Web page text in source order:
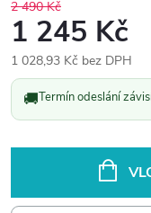
2 490 Kč
1 245 Kč
1 028,93 Kč bez DPH
Měrná
cena:
🚚Termín odeslání